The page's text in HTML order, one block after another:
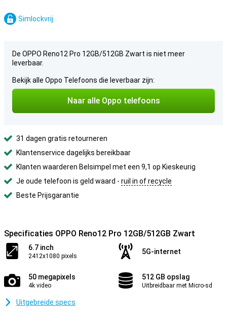
Simlockvrij
De OPPO Reno12 Pro 12GB/512GB Zwart is niet meer
leverbaar.
Bekijk alle Oppo Telefoons die leverbaar zijn:
Naar alle Oppo telefoons
31 dagen gratis retourneren
Klantenservice dagelijks bereikbaar
Klanten waarderen Belsimpel met een 9,1 op Kieskeurig
Je oude telefoon is geld waard - ruil in of recycle
Beste Prijsgarantie
Specificaties OPPO Reno12 Pro 12GB/512GB Zwart
6.7 inch
2412x1080 pixels
5G-internet
50 megapixels
4k video
512 GB opslag
Uitbreidbaar met Micro-sd
Uitgebreide specs